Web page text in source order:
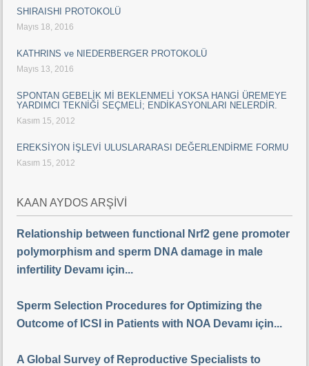
SHIRAISHI PROTOKOLÜ
Mayıs 18, 2016
KATHRINS ve NIEDERBERGER PROTOKOLÜ
Mayıs 13, 2016
SPONTAN GEBELİK Mİ BEKLENMELİ YOKSA HANGİ ÜREMEYE
YARDIMCI TEKNİĞİ SEÇMELİ; ENDİKASYONLARI NELERDİR.
Kasım 15, 2012
EREKSİYON İŞLEVİ ULUSLARARASI DEĞERLENDİRME FORMU
Kasım 15, 2012
KAAN AYDOS ARŞİVİ
Relationship between functional Nrf2 gene promoter
polymorphism and sperm DNA damage in male
infertility Devamı için...
Sperm Selection Procedures for Optimizing the
Outcome of ICSI in Patients with NOA Devamı için...
A Global Survey of Reproductive Specialists to